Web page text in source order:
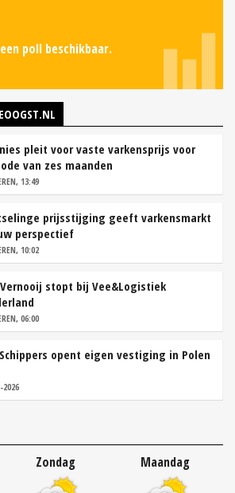
poll beschikbaar.
pleit voor vaste varkensprijs voor
van zes maanden
13:49
prijsstijging geeft varkensmarkt
perspectief
10:02
Vernooij stopt bij Vee&Logistiek
06:00
opent eigen vestiging in Polen
2026
Zondag Maandag